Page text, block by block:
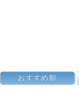
おすすめ順